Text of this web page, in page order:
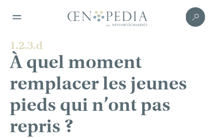
1.2.3.d
À quel moment
remplacer les jeunes
pieds qui n’ont pas
repris ?